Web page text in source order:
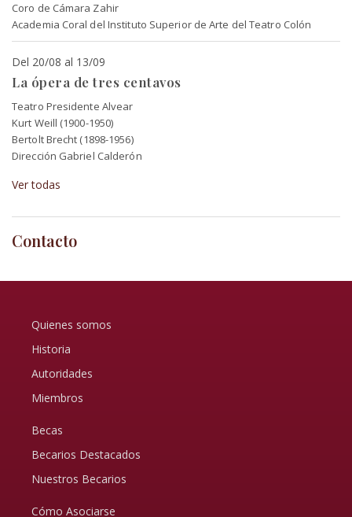
Coro de Cámara Zahir
Academia Coral del Instituto Superior de Arte del Teatro Colón
Del 20/08 al 13/09
La ópera de tres centavos
Teatro Presidente Alvear
Kurt Weill (1900-1950)
Bertolt Brecht (1898-1956)
Dirección Gabriel Calderón
Ver todas
Contacto
Quienes somos
Historia
Autoridades
Miembros
Becas
Becarios Destacados
Nuestros Becarios
Cómo Asociarse